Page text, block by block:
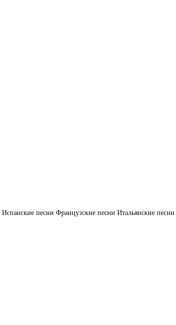
Испанские песни Французские песни Итальянские песни